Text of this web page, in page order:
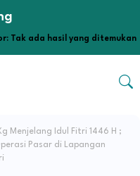
Tak ada hasil yang ditemukan
Menjelang Idul Fitri 1446 H ;
Pasar di Lapangan